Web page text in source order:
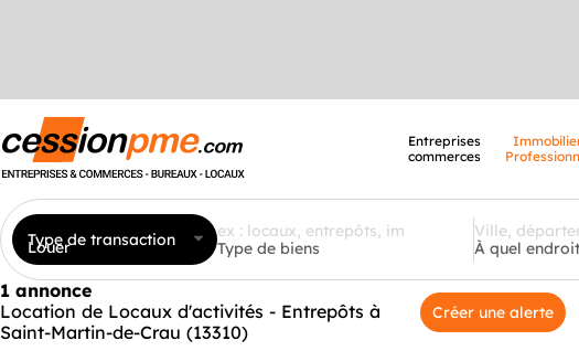
Entreprises
commerces
Type de transaction
Louer Type de biens À quel
1 annonce
Location de Locaux d'activités - Entrepôts à
Saint-Martin-de-Crau (13310)
Créer une alerte